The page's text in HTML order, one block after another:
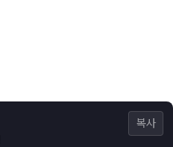
복사